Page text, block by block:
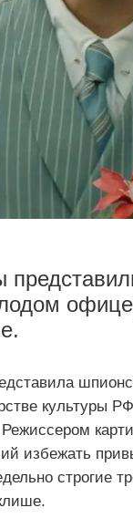
культуры
избежать
строгие